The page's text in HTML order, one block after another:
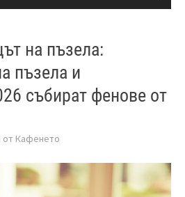
на пъзела:
пъзела и
събират фенове от
от Кафенето